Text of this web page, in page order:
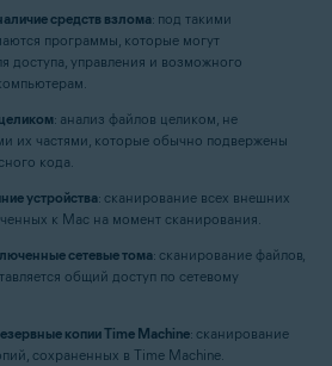
средств взлома: под такими
программы, которые могут
доступа, управления и возможного
: анализ файлов целиком, не
их частями, которые обычно подвержены
кода.
устройства: сканирование всех внешних
к Mac на момент сканирования.
сетевые тома: сканирование файлов,
общий доступ по сетевому
копии Time Machine: сканирование
сохраненных в Time Machine.